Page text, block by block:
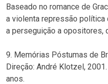
Baseado no romance de
a violenta repressão política
a perseguição a opositores,
9. Memórias Póstumas de
Direção: André Klotzel,
anos.